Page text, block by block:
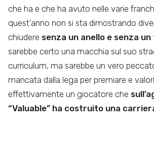
che ha e che ha avuto nelle varie
quest’anno non si sta dimostrando
chiudere senza un anello e senza
sarebbe certo una macchia sul suo
curriculum, ma sarebbe un vero
mancata dalla lega per premiare e
effettivamente un giocatore che
“Valuable” ha costruito una